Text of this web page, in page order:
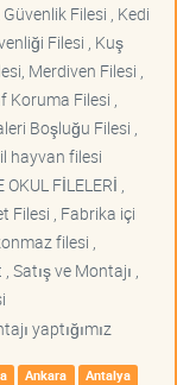
Filesi , Kedi
Filesi , Kuş
Merdiven Filesi ,
Koruma Filesi ,
Boşluğu Filesi ,
hayvan filesi
FİLELERİ ,
Filesi , Fabrika içi
filesi ,
ve Montajı ,
yaptığımız
Ankara
Antalya